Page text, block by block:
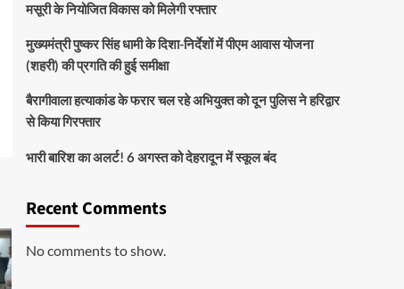
मसूरी के नियोजित विकास को मिलेगी रफ्तार
मुख्यमंत्री पुष्कर सिंह धामी के दिशा-निर्देशों में पीएम आवास योजना
(शहरी) की प्रगति की हुई समीक्षा
बैरागीवाला हत्याकांड के फरार चल रहे अभियुक्त को दून पुलिस ने हरिद्वार
से किया गिरफ्तार
भारी बारिश का अलर्ट! 6 अगस्त को देहरादून में स्कूल बंद
Recent Comments
No comments to show.